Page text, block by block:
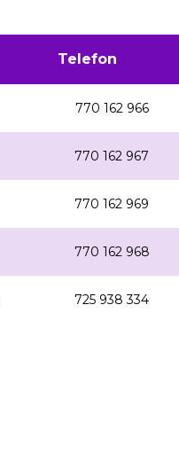
Telefon
770 162 966
770 162 967
770 162 969
770 162 968
725 938 334